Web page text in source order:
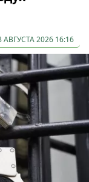
АВГУСТА 2026 16:16